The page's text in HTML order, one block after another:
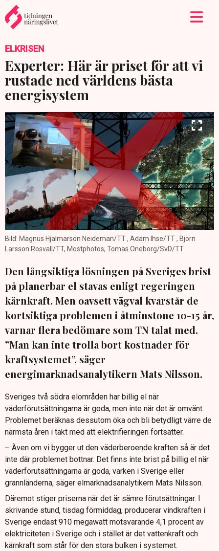
ELKRISEN
Experter: Här är priset för att vi
rustade ned världens bästa
energisystem
Bild: Magnus Hjalmarson Neideman/TT , Adam Ihse/TT , Björn
Larsson Rosvall/TT, Mostphotos, Tomas Oneborg/SvD/TT
Den långsiktiga lösningen på Sveriges brist
på planerbar el stavas enligt regeringen
kärnkraft. Men oavsett vägval kvarstår de
kortsiktiga problemen i åtminstone 10-15 år,
varnar flera bedömare som TN talat med.
”Man kan inte trolla bort kostnader för
kraftsystemet”, säger
energimarknadsanalytikern Mats Nilsson.
Sveriges två södra elområden har billig el när
väderförutsättningarna är goda, men inte när det är omvänt.
Problemet beräknas dessutom öka och bli betydligt värre de
närmsta åren i takt med att elektrifieringen fortsätter.
– Även om vi bygger ut den väderberoende kraften så är det
inte där problemet bottnar. Det finns inte brist på billig el när
väderförutsättningarna är goda, varken i Sverige eller
grannländerna, säger elmarknadsanalytikern Mats Nilsson.
Däremot stiger priserna när det är sämre förutsättningar. I
skrivande stund, tisdag förmiddag, producerar vindkraften i
Sverige endast 910 megawatt motsvarande 4,1 procent av
elektriciteten i Sverige och i stället är det vattenkraft och
kärnkraft som står för den stora bulken i systemet.